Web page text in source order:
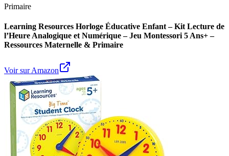
Primaire
Learning Resources Horloge Éducative Enfant – Kit Lecture de
l’Heure Analogique et Numérique – Jeu Montessori 5 Ans+ –
Ressources Maternelle & Primaire
Voir sur Amazon